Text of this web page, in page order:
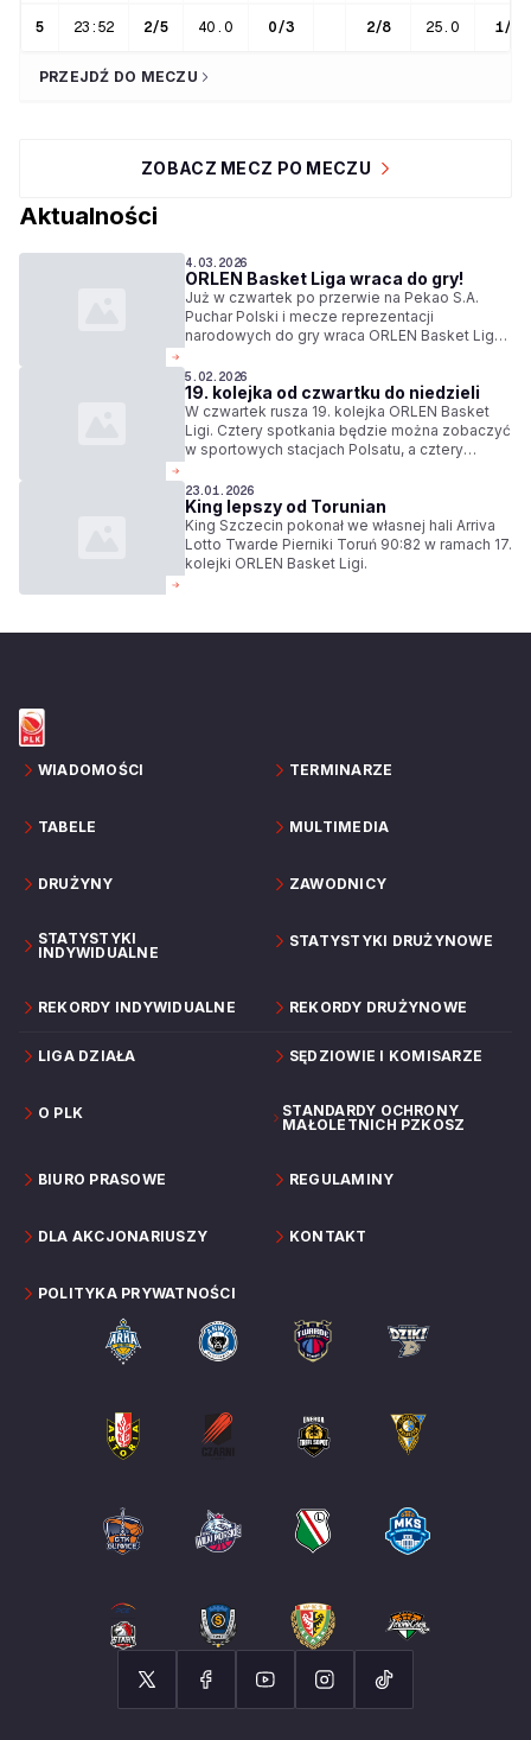
5 23:52 2/5 40.0 0/3 2/8 25.0 1/
PRZEJDŹ DO MECZU
ZOBACZ MECZ PO MECZU
Aktualności
4.03.2026
ORLEN Basket Liga wraca do gry!
Już w czwartek po przerwie na Pekao S.A.
Puchar Polski i mecze reprezentacji
narodowych do gry wraca ORLEN Basket Liga.
kolejka. Trzy transmisje będzie można
zobaczyć na kanale YouTube OBL, pozostałe
będą z kolei dostępne w sportowych stacjach
Polsatu.
5.02.2026
19. kolejka od czwartku do niedzieli
W czwartek rusza 19. kolejka ORLEN Basket
Ligi. Cztery spotkania będzie można zobaczyć
w sportowych stacjach Polsatu, a cztery
Wszystkie mecze dostępne będą w Polsat
Sport Extra 4.
23.01.2026
King lepszy od Torunian
King Szczecin pokonał we własnej hali Arriva
Lotto Twarde Pierniki Toruń 90:82 w ramach 17.
kolejki ORLEN Basket Ligi.
WIADOMOŚCI TERMINARZE
TABELE MULTIMEDIA
DRUŻYNY ZAWODNICY
STATYSTYKI
INDYWIDUALNE
STATYSTYKI DRUŻYNOWE
REKORDY INDYWIDUALNE REKORDY DRUŻYNOWE
LIGA DZIAŁA SĘDZIOWIE I KOMISARZE
O PLK
STANDARDY OCHRONY
MAŁOLETNICH PZKOSZ
BIURO PRASOWE REGULAMINY
DLA AKCJONARIUSZY KONTAKT
POLITYKA PRYWATNOŚCI